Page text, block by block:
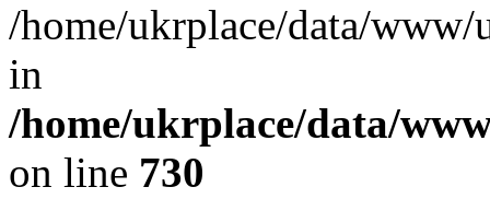
/home/ukrplace/data/
in
/home/ukrplace/data/
on line 730